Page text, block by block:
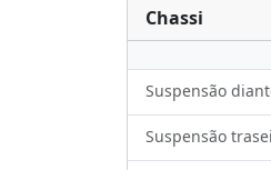
Chassi
Suspensão
Suspensão